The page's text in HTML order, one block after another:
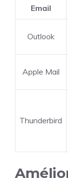
Email
Outlook
Apple Mail
Thunderbird